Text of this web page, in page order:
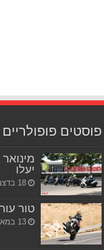
פוסטים פופולריים
יעלו
18 בדצמבר 2018
טור
13 במאי 2015